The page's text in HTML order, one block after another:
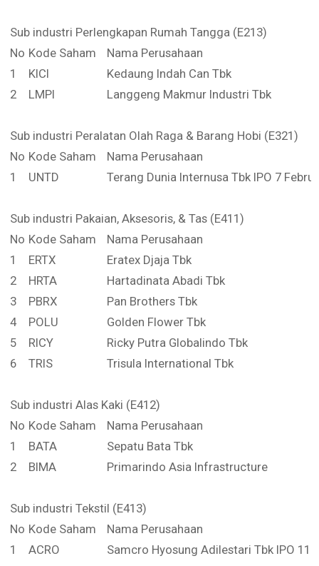
Sub industri Perlengkapan Rumah Tangga (E213)
No Kode Saham
Nama Perusahaan
1
KICI
Kedaung Indah Can Tbk
2
LMPI Langgeng Makmur Industri Tbk
Sub industri Peralatan Olah Raga & Barang Hobi (E321)
No Kode Saham
Nama Perusahaan
1
UNTD Terang Dunia Internusa Tbk IPO 7
Sub industri Pakaian, Aksesoris, & Tas (E411)
No Kode Saham
Nama Perusahaan
1
ERTX
Eratex Djaja Tbk
2
HRTA
Hartadinata Abadi Tbk
3
PBRX
Pan Brothers Tbk
4
POLU
Golden Flower Tbk
5
RICY
Ricky Putra Globalindo Tbk
6
TRIS Trisula International Tbk
Sub industri Alas Kaki (E412)
No Kode Saham
Nama Perusahaan
1
BATA
Sepatu Bata Tbk
2
BIMA Primarindo Asia Infrastructure
Sub industri Tekstil (E413)
No Kode Saham
Nama Perusahaan
1
ACRO
Samcro Hyosung Adilestari Tbk IPO 11